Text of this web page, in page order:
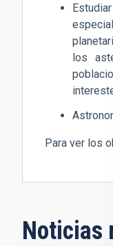
los
Para ver los
Noticias